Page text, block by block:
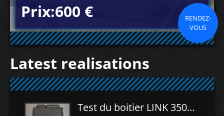
Prix:600 €
RENDEZ-
VOUS
Latest realisations
Test du boitier LINK 350Z Plugin ECU